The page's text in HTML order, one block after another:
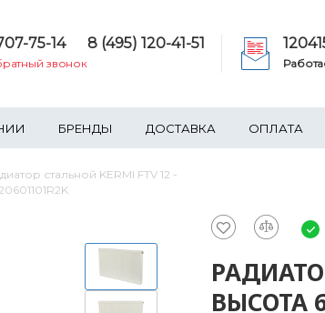
75-14 8 (495) 120-41-51
звонок
БРЕНДЫ ДОСТАВКА ОПЛАТА
стальной KERMI FTV 12 -
ВЫСОТА